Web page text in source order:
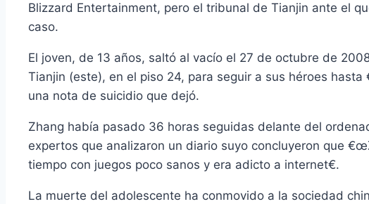
Blizzard Entertainment, pero el tribunal de Tianjin ante el
caso.
El joven, de 13 años, saltó al vací­o el 27 de octubre de
Tianjin (este), en el piso 24, para seguir a sus héroes hasta
una nota de suicidio que dejó.
Zhang habí­a pasado 36 horas seguidas delante del
expertos que analizaron un diario suyo concluyeron que
tiempo con juegos poco sanos y era adicto a internet€.
La muerte del adolescente ha conmovido a la sociedad